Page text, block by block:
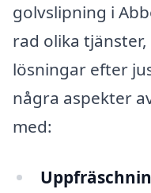
golvslipning i
rad olika tjänster,
lösningar efter
några aspekter
med: